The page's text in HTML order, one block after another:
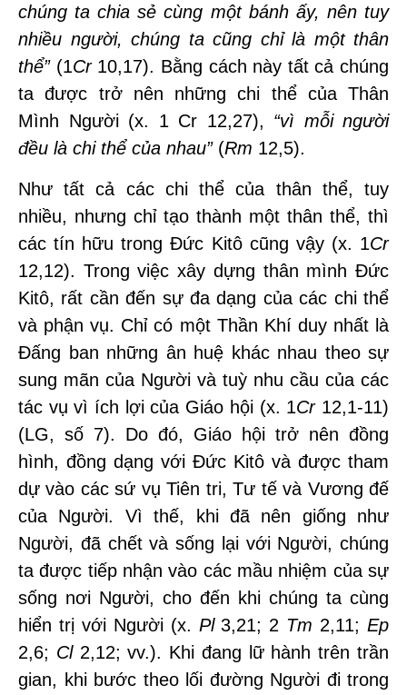
chúng ta chia sẻ cùng một bánh ấy, nên tuy
nhiều người, chúng ta cũng chỉ là một thân
thể”(1Cr10,17). Bằng cách này tất cả chúng
ta được trở nên những chi thể của Thân
Mình Người (x. 1 Cr 12,27), “vì mỗi người
đều là chi thể của nhau”(Rm 12,5).
Như tất cả các chi thể của thân thể, tuy
nhiều, nhưng chỉ tạo thành một thân thể, thì
các tín hữu trong Đức Kitô cũng vậy (x. 1Cr
12,12). Trong việc xây dựng thân mình Đức
Kitô, rất cần đến sự đa dạng của các chi thể
và phận vụ. Chỉ có một Thần Khí duy nhất là
Đấng ban những ân huệ khác nhau theo sự
sung mãn của Người và tuỳ nhu cầu của các
tác vụ vì ích lợi của Giáo hội (x. 1Cr12,1-11)
(LG, số 7). Do đó, Giáo hội trở nên đồng
hình, đồng dạng với Đức Kitô và được tham
dự vào các sứ vụ Tiên tri, Tư tế và Vương đế
của Người. Vì thế, khi đã nên giống như
Người, đã chết và sống lại với Người, chúng
ta được tiếp nhận vào các mầu nhiệm của sự
sống nơi Người, cho đến khi chúng ta cùng
hiển trị với Người (x. Pl3,21; 2 Tm 2,11;Ep
2,6; Cl2,12; vv.). Khi đang lữ hành trên trần
gian, khi bước theo lối đường Người đi trong